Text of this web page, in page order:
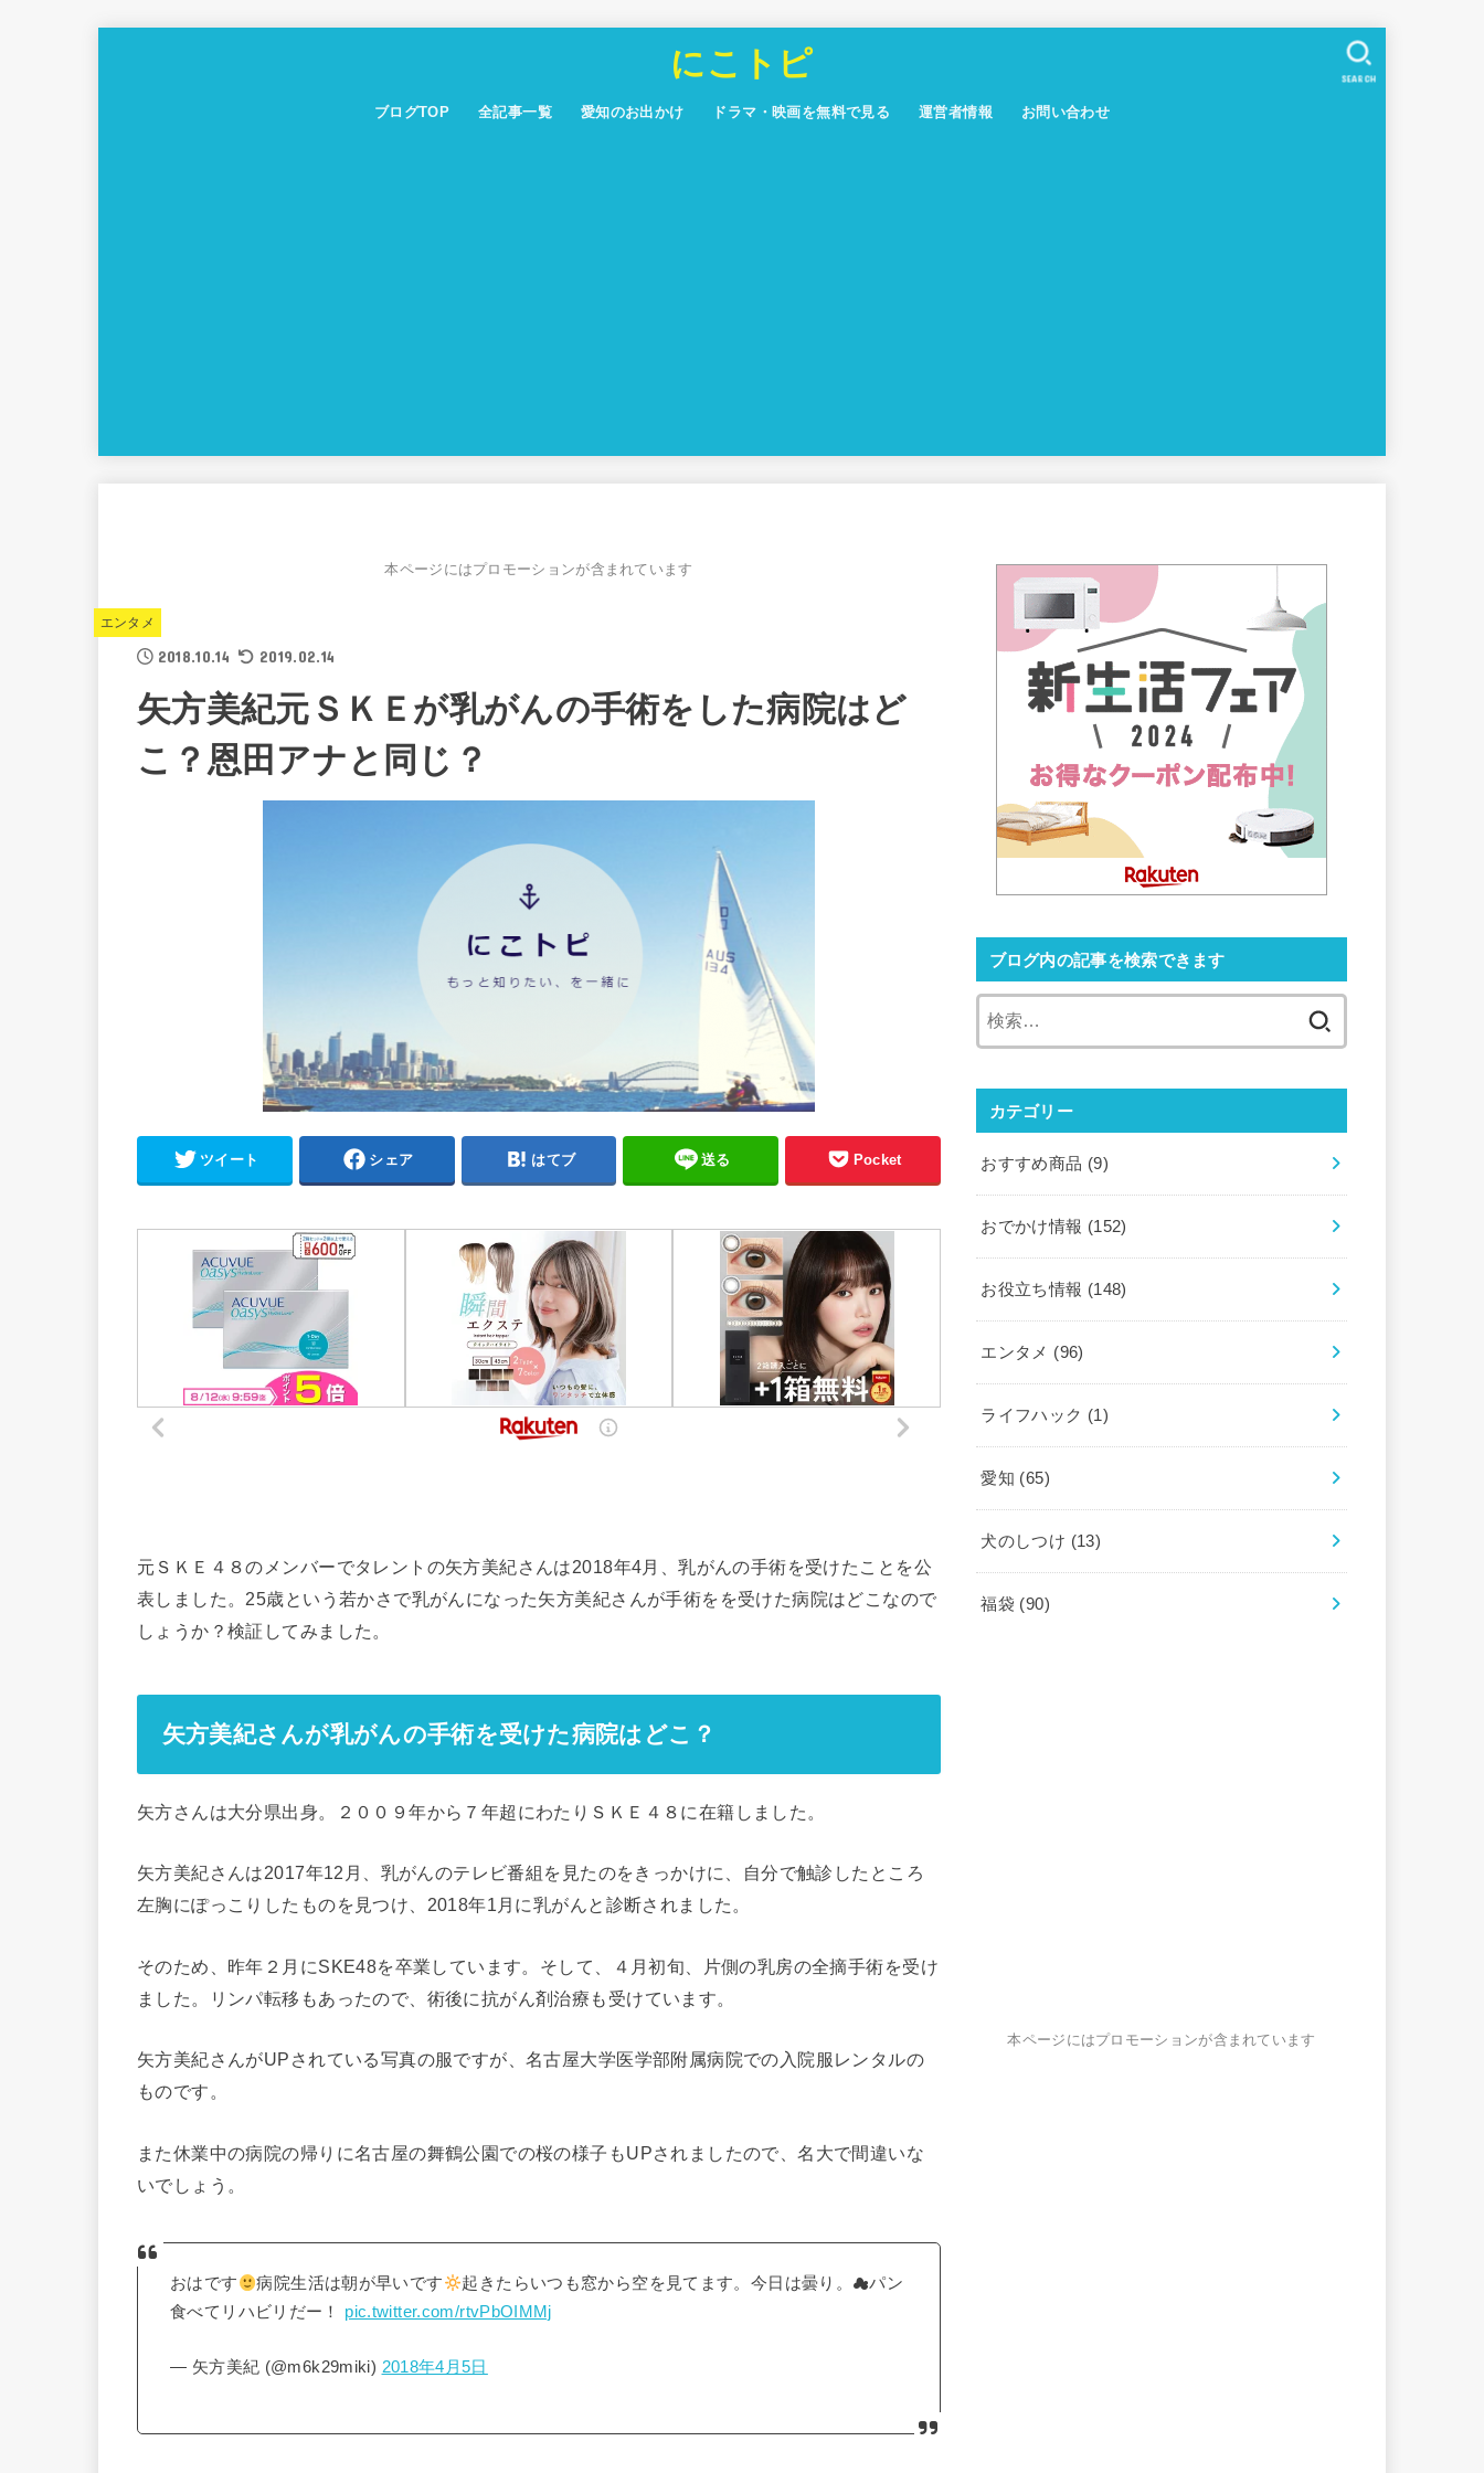
にこトピ
ブログTOP 全記事一覧 愛知のお出かけ ドラマ・映画を無料で見る 運営者情報 お問い合わせ
SEARCH
本ページにはプロモーションが含まれています
エンタメ
2018.10.14 2019.02.14
矢方美紀元ＳＫＥが乳がんの手術をした病院はど
こ？恩田アナと同じ？
ツイート シェア はてブ 送る Pocket
元ＳＫＥ４８のメンバーでタレントの矢方美紀さんは2018年4月、乳がんの手術を受けたことを公
表しました。25歳という若かさで乳がんになった矢方美紀さんが手術をを受けた病院はどこなので
しょうか？検証してみました。
矢方美紀さんが乳がんの手術を受けた病院はどこ？
矢方さんは大分県出身。２００９年から７年超にわたりＳＫＥ４８に在籍しました。
矢方美紀さんは2017年12月、乳がんのテレビ番組を見たのをきっかけに、自分で触診したところ
左胸にぽっこりしたものを見つけ、2018年1月に乳がんと診断されました。
そのため、昨年２月にSKE48を卒業しています。そして、４月初旬、片側の乳房の全摘手術を受け
ました。リンパ転移もあったので、術後に抗がん剤治療も受けています。
矢方美紀さんがUPされている写真の服ですが、名古屋大学医学部附属病院での入院服レンタルの
ものです。
また休業中の病院の帰りに名古屋の舞鶴公園での桜の様子もUPされましたので、名大で間違いな
いでしょう。
おはです 病院生活は朝が早いです
起きたらいつも窓から空を見てます。今日は曇り。☁︎パン
食べてリハビリだー！ pic.twitter.com/rtvPbOIMMj
— 矢方美紀 (@m6k29miki) 2018年4月5日
ブログ内の記事を検索できます
カテゴリー
おすすめ商品 (9)
おでかけ情報 (152)
お役立ち情報 (148)
エンタメ (96)
ライフハック (1)
愛知 (65)
犬のしつけ (13)
福袋 (90)
本ページにはプロモーションが含まれています